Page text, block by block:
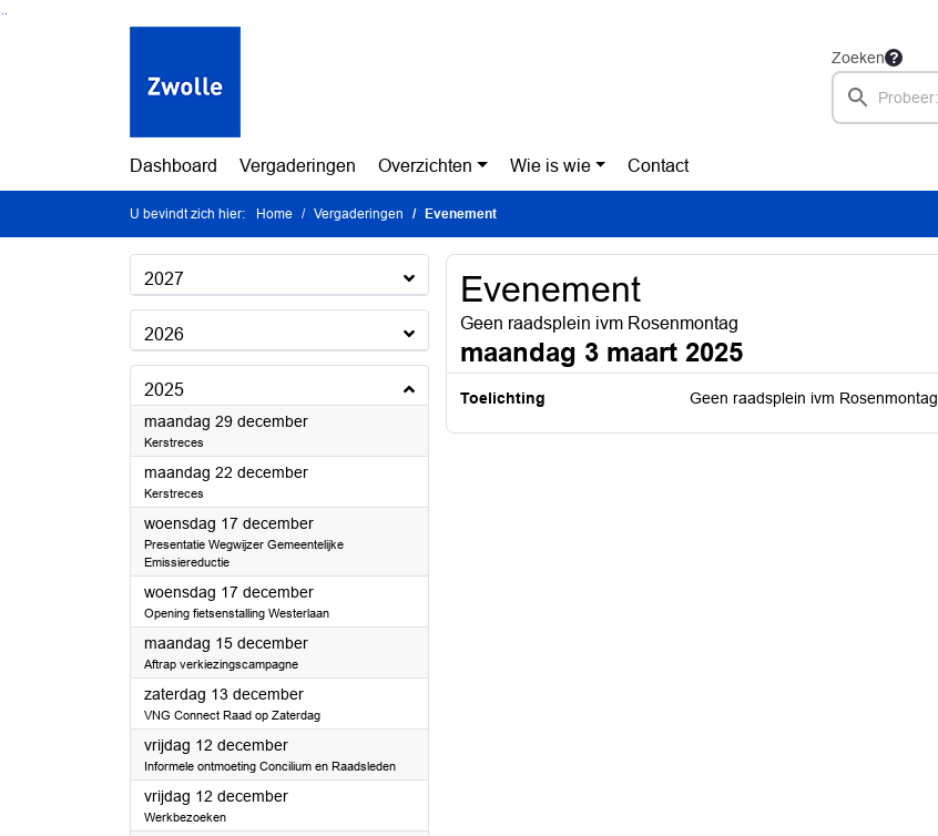
Ga naar de inhoud van deze pagina
Ga naar het zoeken
Ga naar het menu
Zoeken
Dashboard Vergaderingen Overzichten Wie is wie Contact
U bevindt zich hier: Home Vergaderingen Evenement
2027
2026
2025
maandag 29 december2025
Kerstreces
maandag 22 december2025
Kerstreces
woensdag 17 december2025
Presentatie Wegwijzer Gemeentelijke
Emissiereductie
woensdag 17 december2025
Opening fietsenstalling Westerlaan
maandag 15 december2025
Aftrap verkiezingscampagne
zaterdag 13 december2025
VNG Connect Raad op Zaterdag
vrijdag 12 december2025
Informele ontmoeting Concilium en Raadsleden
vrijdag 12 december2025
Werkbezoeken
Evenement
Geen raadsplein ivm Rosenmontag
maandag 3 maart 2025
Toelichting Geen raadsplein ivm Rosenmontag